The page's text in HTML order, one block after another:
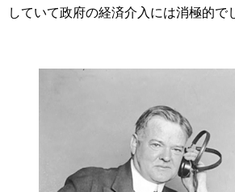
していて政府の経済介入には消極的で